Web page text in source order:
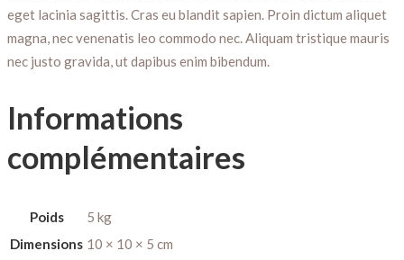
eget lacinia sagittis. Cras eu blandit sapien. Proin dictum aliquet
magna, nec venenatis leo commodo nec. Aliquam tristique mauris
nec justo gravida, ut dapibus enim bibendum.
Informations
complémentaires
Poids
5 kg
Dimensions 10 × 10 × 5 cm